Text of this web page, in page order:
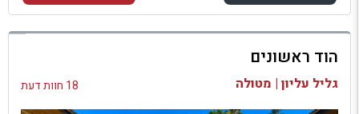
למתחם זה
בדיקת זמינות ומחירים
הוד ראשונים
גליל עליון | מטולה 18 חוות דעת